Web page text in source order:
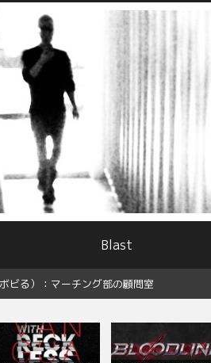
Blast
ビる）：マーチング部の顧問室